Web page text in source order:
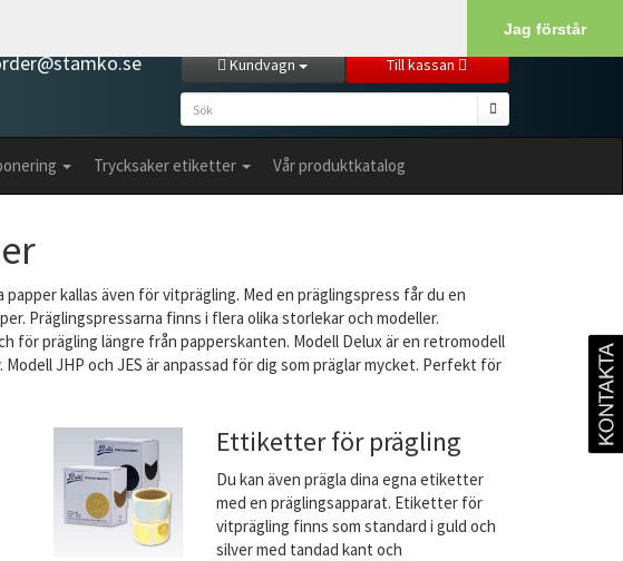
Jag förstår
Kundvagn Till kassan
Trycksaker etiketter Vår produktkatalog
kallas även för vitprägling. Med en präglingspress får du en
Präglingspressarna finns i flera olika storlekar och modeller.
för prägling längre från papperskanten. Modell Delux är en retromodell
JHP och JES är anpassad för dig som präglar mycket. Perfekt för
Ettiketter för prägling
Du kan även prägla dina egna etiketter
med en präglingsapparat. Etiketter för
vitprägling finns som standard i guld och
silver med tandad kant och